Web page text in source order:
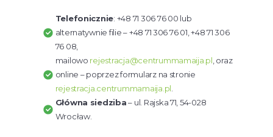
Telefonicznie: +48 71 306 76 00 lub
alternatywnie filie – +48 71 306 76 01, +48 71 306
76 08,
mailowo rejestracja@centrummamaija.pl , oraz
online – poprzez formularz na stronie
rejestracja.centrummamaija.pl
Główna siedziba– ul. Rajska 71, 54-028
Wrocław.